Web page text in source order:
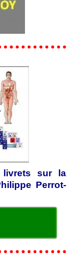
livrets sur la
Perrot-